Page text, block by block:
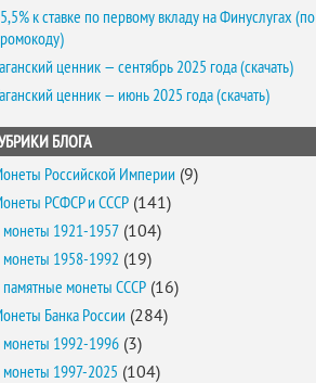
к ставке по первому вкладу на Финуслугах (по
ценник — сентябрь 2025 года (скачать)
ценник — июнь 2025 года (скачать)
БЛОГА
Российской Империи (9)
РСФСР и СССР (141)
монеты 1921-1957 (104)
монеты 1958-1992 (19)
памятные монеты СССР (16)
Банка России (284)
монеты 1992-1996 (3)
монеты 1997-2025 (104)